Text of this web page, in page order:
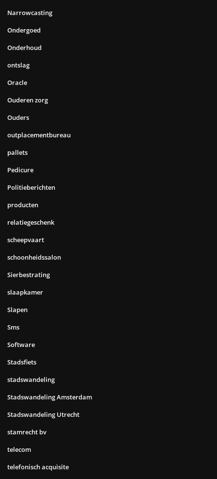
Narrowcasting
Ondergoed
Onderhoud
ontslag
Oracle
Ouderen zorg
Ouders
outplacementbureau
pallets
Pedicure
Politieberichten
producten
relatiegeschenk
scheepvaart
schoonheidssalon
Sierbestrating
slaapkamer
Slapen
Sms
Software
Stadsfiets
stadswandeling
Stadswandeling Amsterdam
Stadswandeling Utrecht
stamrecht bv
telecom
telefonisch acquisite